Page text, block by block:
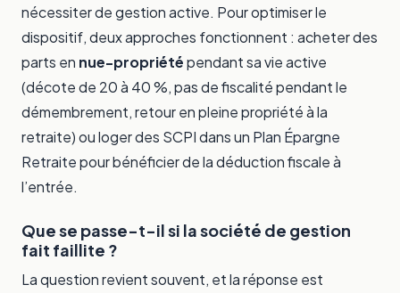
nécessiter de gestion active. Pour optimiser le
dispositif, deux approches fonctionnent : acheter des
parts en nue-propriétépendant sa vie active
(décote de 20 à 40 %, pas de fiscalité pendant le
démembrement, retour en pleine propriété à la
retraite) ou loger des SCPI dans un Plan Épargne
Retraitepour bénéficier de la déduction fiscale à
l’entrée.
Que se passe-t-il si la société de gestion
fait faillite ?
La question revient souvent, et la réponse est